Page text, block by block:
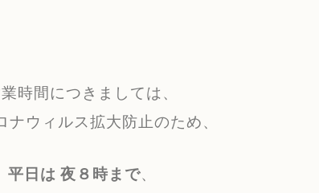
時間につきましては、
ナウィルス拡大防止のため、
平日は 夜８時まで、